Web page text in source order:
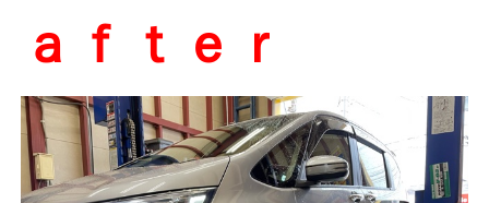
ａｆｔｅｒ